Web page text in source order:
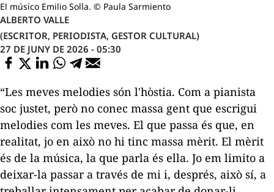
El músico Emilio Solla. © Paula Sarmiento
ALBERTO VALLE
(ESCRITOR, PERIODISTA, GESTOR CULTURAL)
27 DE JUNY DE 2026 - 05:30
“Les meves melodies són l'hòstia. Com a pianista
soc justet, però no conec massa gent que escrigui
melodies com les meves. El que passa és que, en
realitat, jo en això no hi tinc massa mèrit. El mèrit
és de la música, la que parla és ella. Jo em limito a
deixar-la passar a través de mi i, després, això sí, a